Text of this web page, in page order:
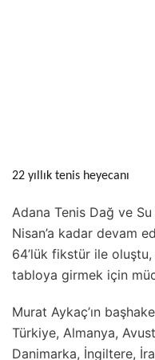
22 yıllık tenis heyecanı
Adana Tenis Dağ ve Su
Nisan’a kadar devam
64’lük fikstür ile
tabloya girmek için
Murat Aykaç’ın
Türkiye, Almanya,
Danimarka, İngiltere,